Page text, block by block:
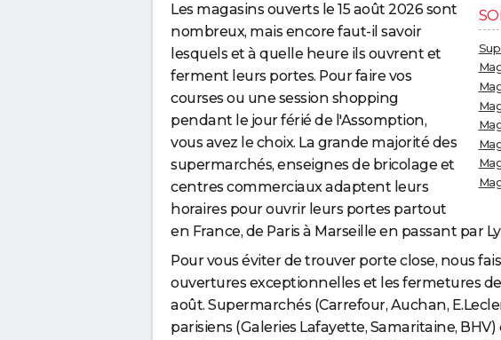
Les magasins ouverts le 15 août 2026 sont
nombreux, mais encore faut-il savoir
lesquels et à quelle heure ils ouvrent et
ferment leurs portes. Pour faire vos
courses ou une session shopping
pendant le jour férié de l'Assomption,
vous avez le choix. La grande majorité des
supermarchés, enseignes de bricolage et
centres commerciaux adaptent leurs
horaires pour ouvrir leurs portes partout
en France, de Paris à Marseille en passant par
Pour vous éviter de trouver porte close, nous
ouvertures exceptionnelles et les fermetures
août. Supermarchés (Carrefour, Auchan,
parisiens (Galeries Lafayette, Samaritaine,